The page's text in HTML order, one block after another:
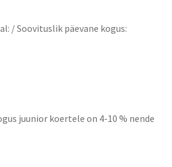
/ Soovituslik päevane kogus:
juunior koertele on 4-10 % nende